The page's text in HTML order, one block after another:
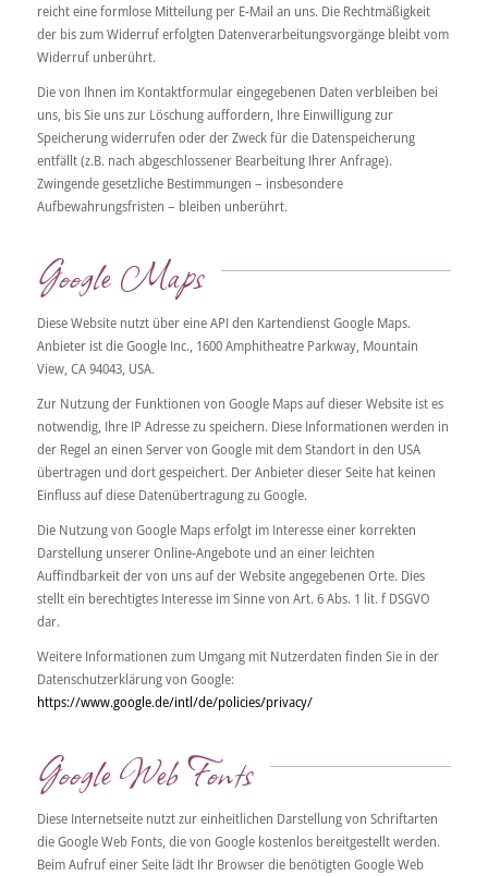
reicht eine formlose Mitteilung per E-Mail an uns. Die Rechtmäßigkeit
der bis zum Widerruf erfolgten Datenverarbeitungsvorgänge bleibt vom
Widerruf unberührt.
Die von Ihnen im Kontaktformular eingegebenen Daten verbleiben bei
uns, bis Sie uns zur Löschung auffordern, Ihre Einwilligung zur
Speicherung widerrufen oder der Zweck für die Datenspeicherung
entfällt (z.B. nach abgeschlossener Bearbeitung Ihrer Anfrage).
Zwingende gesetzliche Bestimmungen – insbesondere
Aufbewahrungsfristen – bleiben unberührt.
Google Maps
Diese Website nutzt über eine API den Kartendienst Google Maps.
Anbieter ist die Google Inc., 1600 Amphitheatre Parkway, Mountain
View, CA 94043, USA.
Zur Nutzung der Funktionen von Google Maps auf dieser Website ist es
notwendig, Ihre IP Adresse zu speichern. Diese Informationen werden in
der Regel an einen Server von Google mit dem Standort in den USA
übertragen und dort gespeichert. Der Anbieter dieser Seite hat keinen
Einfluss auf diese Datenübertragung zu Google.
Die Nutzung von Google Maps erfolgt im Interesse einer korrekten
Darstellung unserer Online-Angebote und an einer leichten
Auffindbarkeit der von uns auf der Website angegebenen Orte. Dies
stellt ein berechtigtes Interesse im Sinne von Art. 6 Abs. 1 lit. f DSGVO
dar.
Weitere Informationen zum Umgang mit Nutzerdaten finden Sie in der
Datenschutzerklärung von Google:
https://www.google.de/intl/de/policies/privacy/
Google Web Fonts
Diese Internetseite nutzt zur einheitlichen Darstellung von Schriftarten
die Google Web Fonts, die von Google kostenlos bereitgestellt werden.
Beim Aufruf einer Seite lädt Ihr Browser die benötigten Google Web